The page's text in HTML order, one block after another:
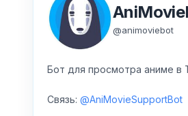
@animoviebot
Бот для просмотра аниме в
Связь: @AniMovieSupportBot